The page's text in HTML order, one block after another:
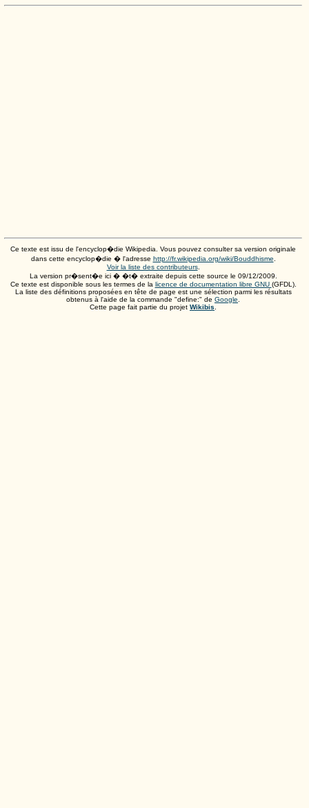
Ce texte est issu de l'encyclop�die Wikipedia. Vous pouvez consulter sa version originale
dans cette encyclop�die � l'adresse http://fr.wikipedia.org/wiki/Bouddhisme
Voir la liste des contributeurs.
La version pr�sent�e ici � �t� extraite depuis cette source le 09/12/2009
Ce texte est disponible sous les termes de la licence de documentation libre GNU (GFDL).
La liste des définitions proposées en tête de page est une sélection parmi les résultats
obtenus à l'aide de la commande "define:" de Google
Cette page fait partie du projet Wikibis